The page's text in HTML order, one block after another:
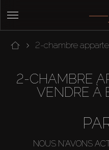
2-chambre
2-CHAMBRE
VENDRE À
NOUS N'AVONS